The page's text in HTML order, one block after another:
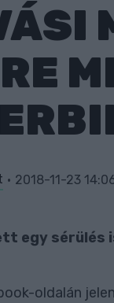
2018-11-23
egy sérülés
oldalán